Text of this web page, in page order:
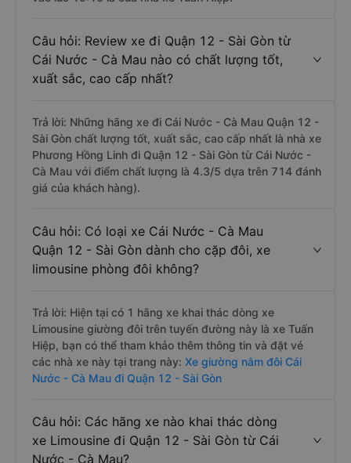
Câu hỏi: Review xe đi Quận 12 - Sài Gòn từ
Cái Nước - Cà Mau nào có chất lượng tốt,
xuất sắc, cao cấp nhất?
Trả lời: Những hãng xe đi Cái Nước - Cà Mau Quận 12 -
Sài Gòn chất lượng tốt, xuất sắc, cao cấp nhất là nhà xe
Phương Hồng Linh đi Quận 12 - Sài Gòn từ Cái Nước -
Cà Mau với điểm chất lượng là 4.3/5 dựa trên 714 đánh
giá của khách hàng).
Câu hỏi: Có loại xe Cái Nước - Cà Mau
Quận 12 - Sài Gòn dành cho cặp đôi, xe
limousine phòng đôi không?
Trả lời: Hiện tại có 1 hãng xe khai thác dòng xe
Limousine giường đôi trên tuyến đường này là xe Tuấn
Hiệp, bạn có thể tham khảo thêm thông tin và đặt vé
các nhà xe này tại trang này: Xe giường nằm đôi Cái
Nước - Cà Mau đi Quận 12 - Sài Gòn
Câu hỏi: Các hãng xe nào khai thác dòng
xe Limousine đi Quận 12 - Sài Gòn từ Cái
Nước - Cà Mau?